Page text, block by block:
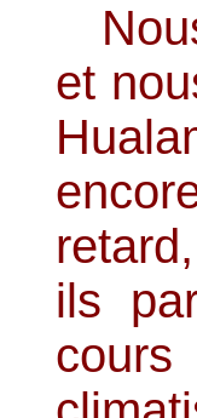
et
ils